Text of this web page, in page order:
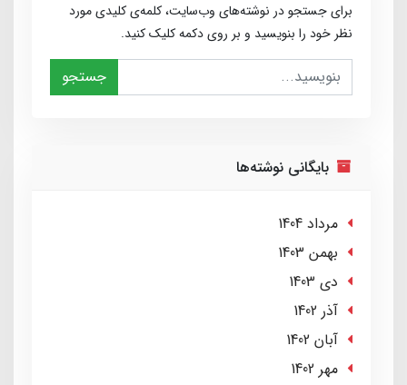
برای جستجو در نوشته‌های وب‌سایت، کلمه‌ی کلیدی مورد
نظر خود را بنویسید و بر روی دکمه کلیک کنید.
جستجو
بایگانی نوشته‌ها
مرداد 1404
بهمن 1403
دی 1403
آذر 1402
آبان 1402
مهر 1402